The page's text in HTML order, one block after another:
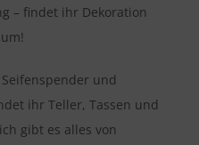
– findet ihr Dekoration
und
ihr Teller, Tassen und
gibt es alles von